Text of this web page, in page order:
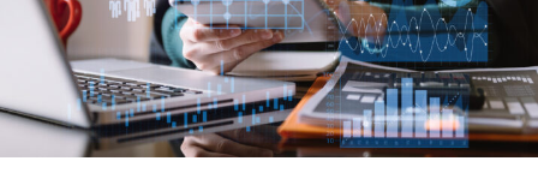
2026
全国主要都市「駅別乗降者数総覧2025」